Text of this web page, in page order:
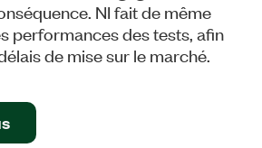
NI fait de même
performances des tests, afin
de mise sur le marché.